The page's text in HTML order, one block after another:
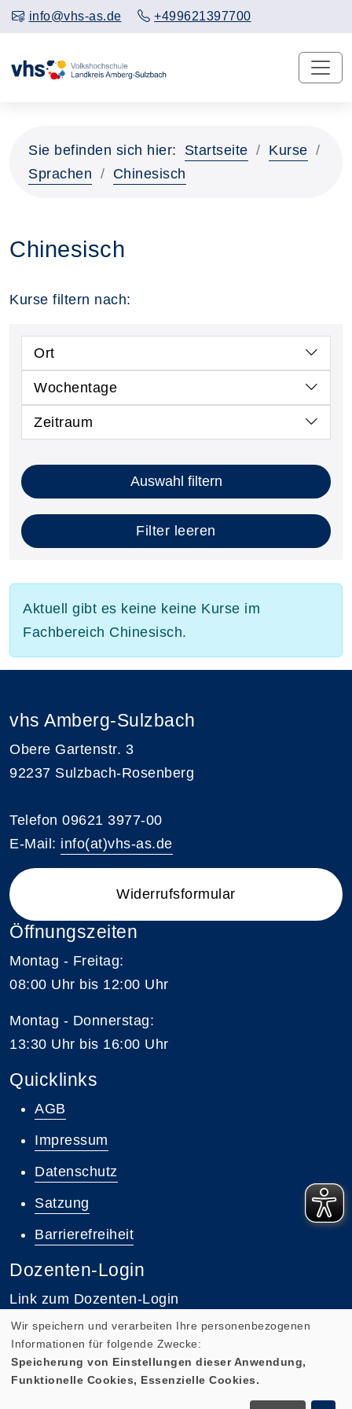
info@vhs-as.de +499621397700
Sie befinden sich hier: Startseite
Kurse
Sprachen
Chinesisch
Chinesisch
Kurse filtern nach:
Ort
Wochentage
Zeitraum
Auswahl filtern
Filter leeren
Aktuell gibt es keine keine Kurse im
Fachbereich Chinesisch.
vhs Amberg-Sulzbach
Obere Gartenstr. 3
92237 Sulzbach-Rosenberg
Telefon 09621 3977-00
E-Mail: info(at)vhs-as.de
Widerrufsformular
Öffnungszeiten
Montag - Freitag:
08:00 Uhr bis 12:00 Uhr
Montag - Donnerstag:
13:30 Uhr bis 16:00 Uhr
Quicklinks
AGB
Impressum
Datenschutz
Satzung
Barrierefreiheit
Dozenten-Login
Link zum Dozenten-Login
Cookie Einstellungen
Wir speichern und verarbeiten Ihre personenbezogenen
Informationen für folgende Zwecke:
Speicherung von Einstellungen dieser Anwendung,
Funktionelle Cookies, Essenzielle Cookies.